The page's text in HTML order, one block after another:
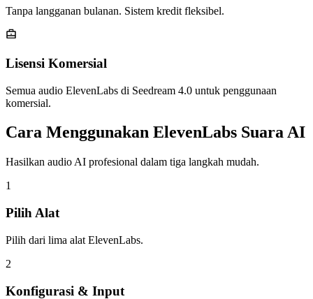
Tanpa langganan bulanan. Sistem kredit fleksibel.
Lisensi Komersial
Semua audio ElevenLabs di Seedream 4.0 untuk penggunaan
komersial.
Cara Menggunakan ElevenLabs Suara AI
Hasilkan audio AI profesional dalam tiga langkah mudah.
1
Pilih Alat
Pilih dari lima alat ElevenLabs.
2
Konfigurasi & Input